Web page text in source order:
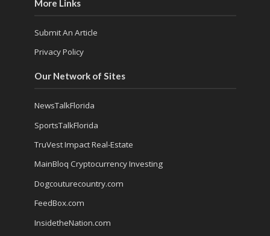
More Links
Submit An Article
Privacy Policy
Our Network of Sites
NewsTalkFlorida
SportsTalkFlorida
TruVest Impact Real-Estate
MainBloq Cryptocurrency Investing
Dogcouturecountry.com
FeedBox.com
InsidetheNation.com